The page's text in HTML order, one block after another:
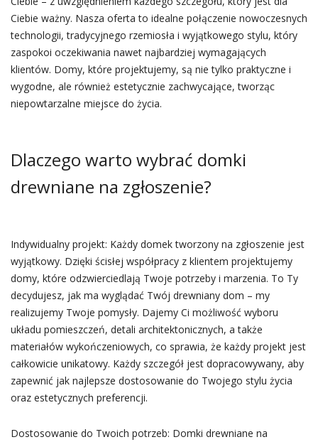
Ciebie ważny. Nasza oferta to idealne połączenie nowoczesnych
technologii, tradycyjnego rzemiosła i wyjątkowego stylu, który
zaspokoi oczekiwania nawet najbardziej wymagających
klientów. Domy, które projektujemy, są nie tylko praktyczne i
wygodne, ale również estetycznie zachwycające, tworząc
niepowtarzalne miejsce do życia.
Dlaczego warto wybrać domki
drewniane na zgłoszenie?
Indywidualny projekt: Każdy domek tworzony na zgłoszenie jest
wyjątkowy. Dzięki ścisłej współpracy z klientem projektujemy
domy, które odzwierciedlają Twoje potrzeby i marzenia. To Ty
decydujesz, jak ma wyglądać Twój drewniany dom – my
realizujemy Twoje pomysły. Dajemy Ci możliwość wyboru
układu pomieszczeń, detali architektonicznych, a także
materiałów wykończeniowych, co sprawia, że każdy projekt jest
całkowicie unikatowy. Każdy szczegół jest dopracowywany, aby
zapewnić jak najlepsze dostosowanie do Twojego stylu życia
oraz estetycznych preferencji.
Dostosowanie do Twoich potrzeb: Domki drewniane na